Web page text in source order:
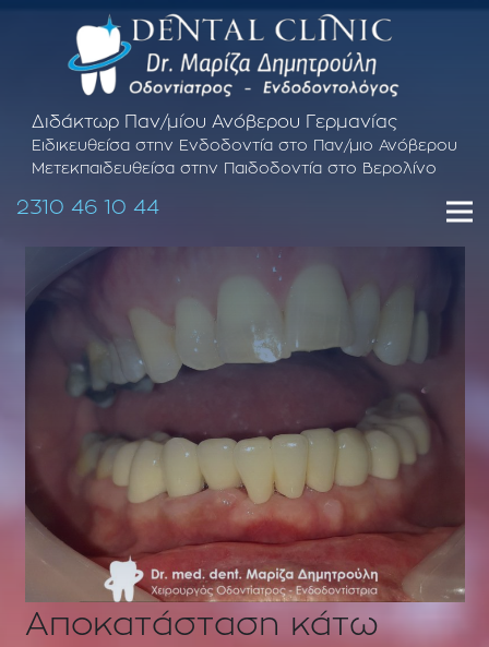
Διδάκτωρ Παν/μίου Ανόβερου Γερμανίας
Ειδικευθείσα στην Ενδοδοντία στο Παν/μιο Ανόβερου
Μετεκπαιδευθείσα στην Παιδοδοντία στο Βερολίνο
2310 46 10 44
Αποκατάσταση κάτω